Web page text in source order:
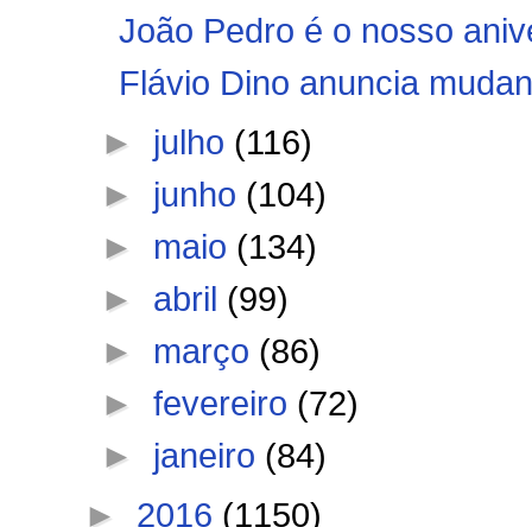
João Pedro é o nosso
Flávio Dino anuncia
► julho (116)
► junho (104)
► maio (134)
► abril (99)
► março (86)
►fevereiro (72)
► janeiro (84)
► 2016 (1150)